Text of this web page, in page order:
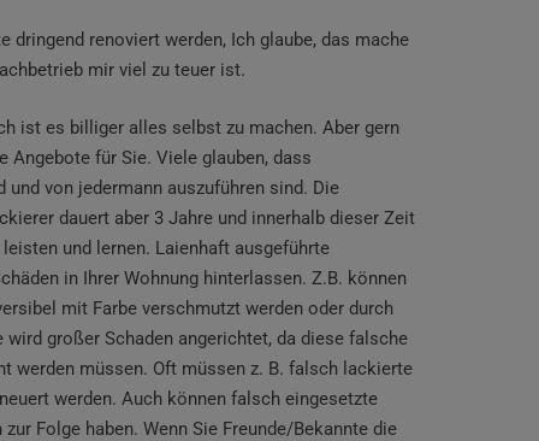
dringend renoviert werden, Ich glaube, das mache
mir viel zu teuer ist.
ist es billiger alles selbst zu machen. Aber gern
Angebote für Sie. Viele glauben, dass
von jedermann auszuführen sind. Die
dauert aber 3 Jahre und innerhalb dieser Zeit
und lernen. Laienhaft ausgeführte
in Ihrer Wohnung hinterlassen. Z.B. können
mit Farbe verschmutzt werden oder durch
großer Schaden angerichtet, da diese falsche
werden müssen. Oft müssen z. B. falsch lackierte
werden. Auch können falsch eingesetzte
Folge haben. Wenn Sie Freunde/Bekannte die